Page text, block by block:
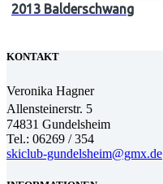
2013 Balderschwang
KONTAKT
Veronika Hagner
Allensteinerstr. 5
74831 Gundelsheim
Tel.: 06269 / 354
skiclub-gundelsheim@gmx.de